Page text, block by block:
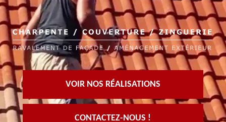
VOIR NOS RÉALISATIONS
CONTACTEZ-NOUS !